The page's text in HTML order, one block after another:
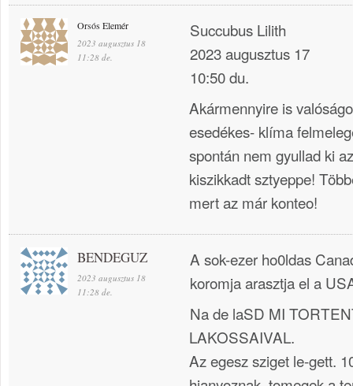
Orsós Elemér
2023 augusztus 18
11:28 de.
Succubus Lilith
2023 augusztus 17
10:50 du.
Akármennyire is
esedékes- klíma
spontán nem gyullad ki
kiszikkadt sztyeppe!
mert az már konteo!
BENDEGUZ
2023 augusztus 18
11:28 de.
A sok-ezer ho0ldas
koromja arasztja el a
Na de laSD MI
LAKOSSAIVAL.
Az egesz sziget le-gett.